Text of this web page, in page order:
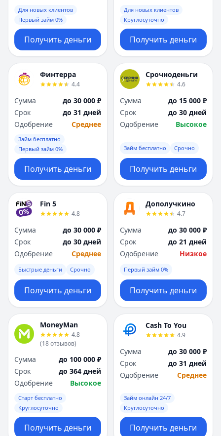
Для новых клиентов
Первый займ 0%
Получить деньги
Для новых клиентов
Круглосуточно
Получить деньги
Финтерра
4.4
Сумма
до 30 000 ₽
Срок
до 31 дней
Одобрение
Среднее
Займ бесплатно
Первый займ 0%
Получить деньги
Срочноденьги
4.6
Сумма
до 15 000 ₽
Срок
до 30 дней
Одобрение
Высокое
Займ бесплатно Срочно
Получить деньги
Fin 5
4.8
Сумма
до 30 000 ₽
Срок
до 30 дней
Одобрение
Среднее
Быстрые деньги Срочно
Получить деньги
Дополучкино
4.7
Сумма
до 30 000 ₽
Срок
до 21 дней
Одобрение
Низкое
Первый займ 0%
Получить деньги
MoneyMan
4.8
(18отзывов)
Сумма
до 100 000 ₽
Срок
до 364 дней
Одобрение
Высокое
Старт бесплатно
Круглосуточно
Получить деньги
Cash To You
4.9
Сумма
до 30 000 ₽
Срок
до 31 дней
Одобрение
Среднее
Займ онлайн 24/7
Круглосуточно
Получить деньги